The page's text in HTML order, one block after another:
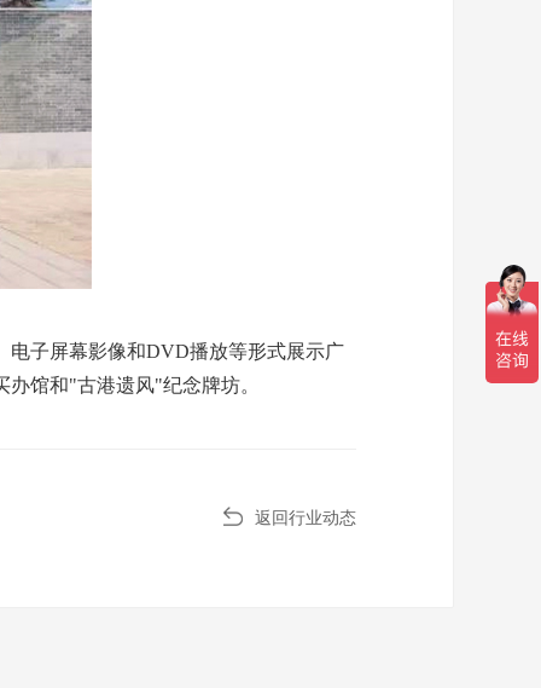
电子屏幕影像和DVD播放等形式展示广
馆和"古港遗风"纪念牌坊。
返回行业动态